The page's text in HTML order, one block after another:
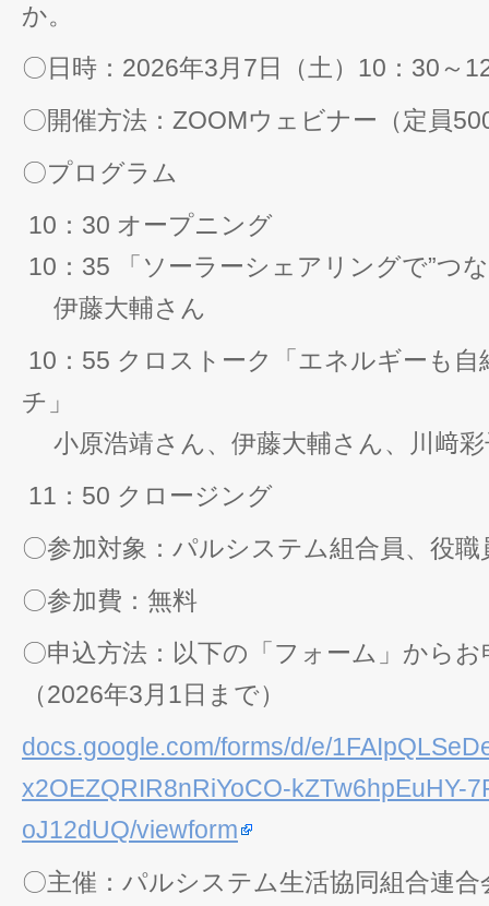
か。
〇日時：2026年3月7日（土）10：30～
〇開催方法：ZOOMウェビナー（定員
〇プログラム
10：30 オープニング
10：35 「ソーラーシェアリングで”つ
伊藤大輔さん
10：55 クロストーク「エネルギーも
チ」
小原浩靖さん、伊藤大輔さん、川﨑彩
11：50 クロージング
〇参加対象：パルシステム組合員、役職
〇参加費：無料
〇申込方法：以下の「フォーム」から
（2026年3月1日まで）
docs.google.com/forms/d/e/
x2OEZQRIR8nRiYoCO-kZTw6hpEuHY-
oJ12dUQ/viewform
〇主催：パルシステム生活協同組合連合